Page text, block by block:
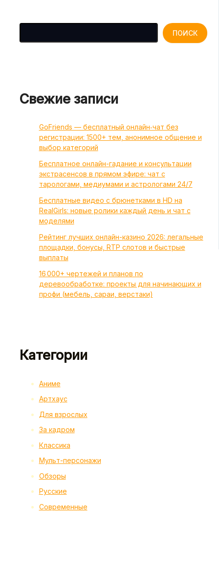
ПОИСК
Свежие записи
GoFriends — бесплатный онлайн‑чат без
регистрации: 1500+ тем, анонимное общение и
выбор категорий
Бесплатное онлайн-гадание и консультации
экстрасенсов в прямом эфире: чат с
тарологами, медиумами и астрологами 24/7
Бесплатные видео с брюнетками в HD на
RealGirls: новые ролики каждый день и чат с
моделями
Рейтинг лучших онлайн-казино 2026: легальные
площадки, бонусы, RTP слотов и быстрые
выплаты
16 000+ чертежей и планов по
деревообработке: проекты для начинающих и
профи (мебель, сараи, верстаки)
Категории
Аниме
Артхаус
Для взрослых
За кадром
Классика
Мульт-персонажи
Обзоры
Русские
Современные